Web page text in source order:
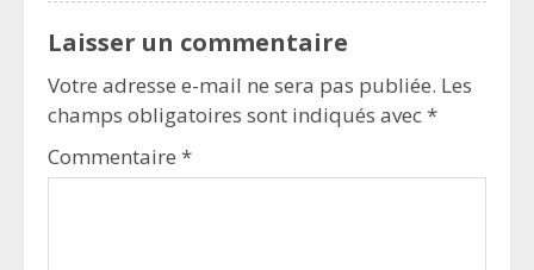
Laisser un commentaire
Votre adresse e-mail ne sera pas publiée. Les
champs obligatoires sont indiqués avec*
Commentaire *